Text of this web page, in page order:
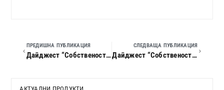
ПРЕДИШНА ПУБЛИКАЦИЯ
Дайджест “Собственост и право”, 2009 г., кн. 04
СЛЕДВАЩА ПУБЛИКАЦИЯ
Дайджест “Собственост и право”, 2009 г., кн. 06